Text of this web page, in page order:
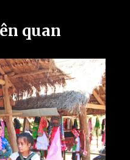
quan